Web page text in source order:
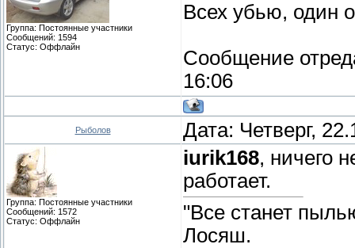
Группа: Постоянные участники
Сообщений: 1594
Статус: Оффлайн
Всех убью, один
Сообщение
16:06
Рыболов Дата: Четверг,
Группа: Постоянные участники
Сообщений: 1572
Статус: Оффлайн
iurik168, ничего
работает.
"Все станет
Лосяш.